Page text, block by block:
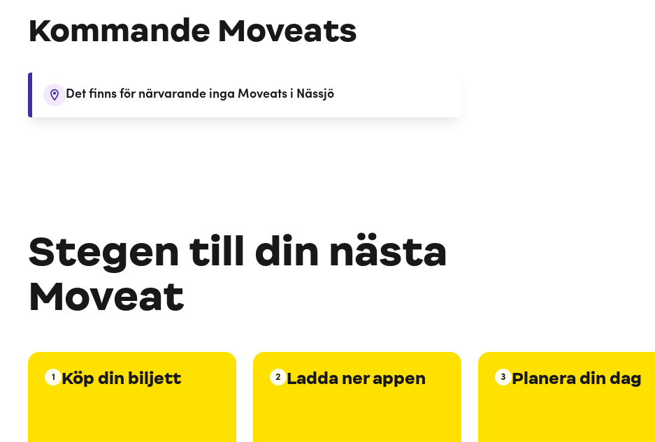
Kommande Moveats
Det finns för närvarande inga Moveats i Nässjö
Stegen till din nästa
Moveat
1 Köp din biljett 2 Ladda ner appen 3 Planera din dag